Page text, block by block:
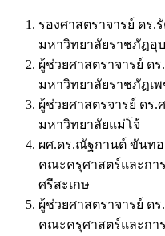
รองศาสตราจารย์ ดร
มหาวิทยาลัยราชภัฏอุ
ผู้ช่วยศาสตราจารย์ ด
มหาวิทยาลัยราชภัฏเ
ผู้ช่วยศาสตรจารย์ ดร
มหาวิทยาลัยแม่โจ้
ผศ.ดร.ณัฐกานต์ ขันทอ
คณะครุศาสตร์และก
ศรีสะเกษ
ผู้ช่วยศาสตราจารย์ ด
คณะครุศาสตร์และก